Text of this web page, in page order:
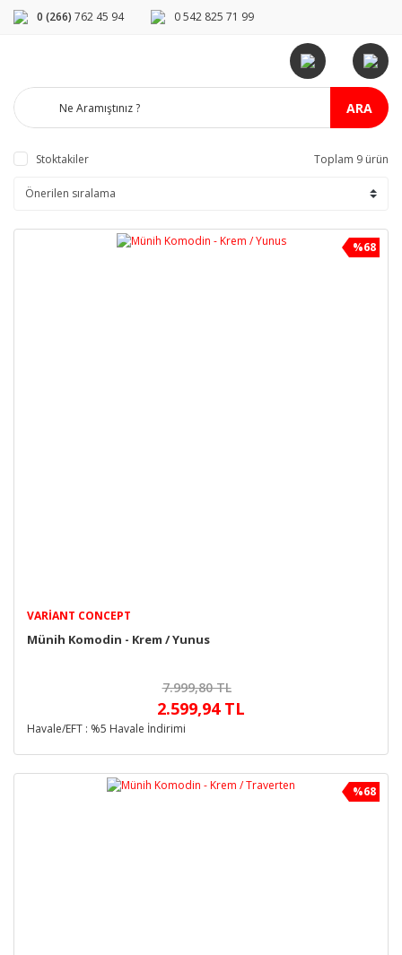
0 (266) 762 45 94 0 542 825 71 99
ARA
Stoktakiler Toplam 9 ürün
%68
VARIANT CONCEPT
Münih Komodin - Krem / Yunus
7.999,80 TL
2.599,94 TL
Havale/EFT : %5 Havale İndirimi
%68